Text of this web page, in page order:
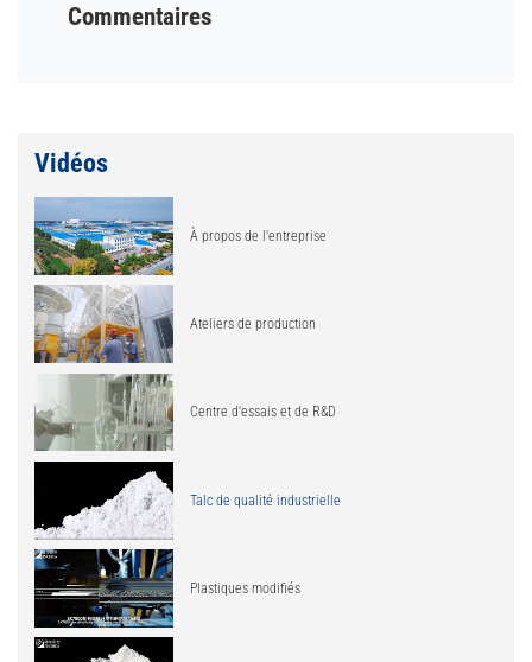
Commentaires
Vidéos
À propos de l'entreprise
Ateliers de production
Centre d'essais et de R&D
Talc de qualité industrielle
Plastiques modifiés